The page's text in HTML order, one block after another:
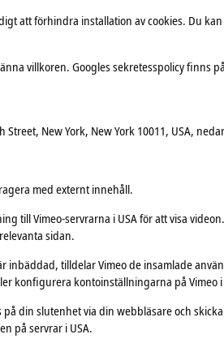
att förhindra installation av cookies. Du
villkoren. Googles sekretesspolicy finns på
New York, New York 10011, USA,
med externt innehåll.
till Vimeo-servrarna i USA för att visa
sidan.
inbäddad, tilldelar Vimeo de insamlade
konfigurera kontoinställningarna på Vimeo
din slutenhet via din webbläsare och
på servrar i USA.